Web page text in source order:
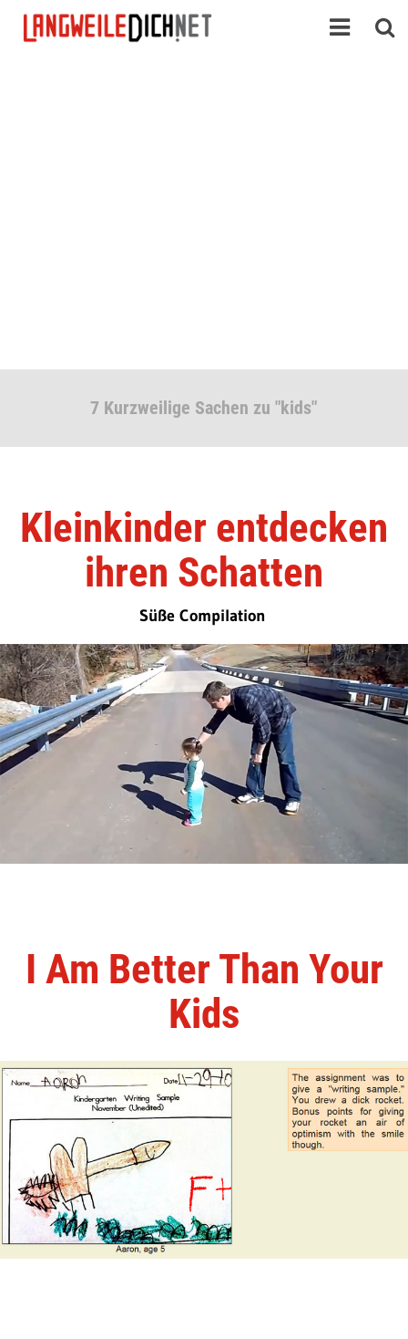
7 Kurzweilige Sachen zu "kids"
Kleinkinder entdecken
ihren Schatten
Süße Compilation
I Am Better Than Your
Kids